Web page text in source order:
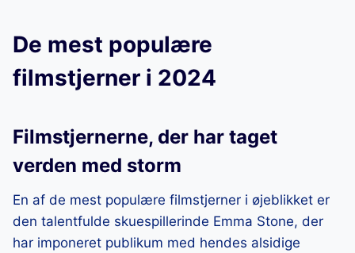
De mest populære
filmstjerner i 2024
Filmstjernerne, der har taget
verden med storm
En af de mest populære filmstjerner i øjeblikket er
den talentfulde skuespillerinde Emma Stone, der
har imponeret publikum med hendes alsidige